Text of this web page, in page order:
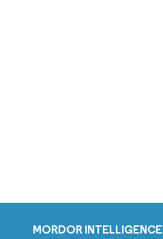
MORDOR INTELLIGENCE